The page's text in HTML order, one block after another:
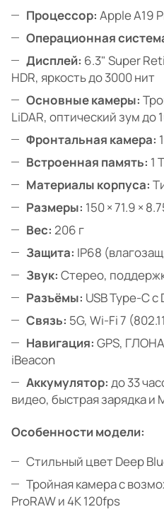
Процессор: Apple A19
Операционная
Дисплей: 6.3" Super
HDR, яркость до 3000 нит
Основные камеры:
LiDAR, оптический зум до
Фронтальная камера:
Встроенная память: 1
Материалы корпуса:
Размеры: 150 × 71.9 ×
Вес: 206 г
Защита: IP68
Звук: Стерео,
Разъёмы: USB Type-C
Связь: 5G, Wi-Fi 7
Навигация: GPS,
iBeacon
Аккумулятор: до 33
видео, быстрая зарядка и
Особенности модели:
Стильный цвет Deep
Тройная камера с
ProRAW и 4K 120fps